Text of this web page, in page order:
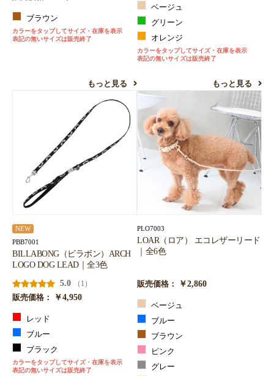
ブラウン
カラーをタップしてサイズ・在庫を表示
表記の無いサイズは販売終了
もっと見る
ベージュ
グリーン
オレンジ
カラーをタップしてサイズ・在庫を表示
表記の無いサイズは販売終了
もっと見る
NEW
PBB7001
BILLABONG（ビラボン）ARCH
LOGO DOG LEAD｜全3色
5.0
（1）
販売価格：
￥4,950
レッド
ブルー
ブラック
カラーをタップしてサイズ・在庫を表示
表記の無いサイズは販売終了
PLO7003
LOAR（ロア） エコレザーリード
｜全6色
販売価格： ￥2,860
ベージュ
ブルー
ブラウン
ピンク
グレー